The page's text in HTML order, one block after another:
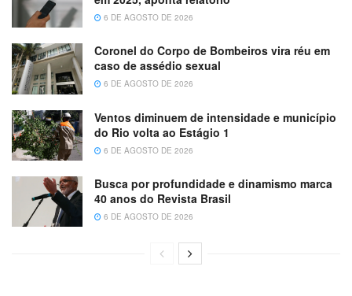
6 DE AGOSTO DE 2026
Coronel do Corpo de Bombeiros vira réu em
caso de assédio sexual
6 DE AGOSTO DE 2026
Ventos diminuem de intensidade e município
do Rio volta ao Estágio 1
6 DE AGOSTO DE 2026
Busca por profundidade e dinamismo marca
40 anos do Revista Brasil
6 DE AGOSTO DE 2026